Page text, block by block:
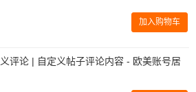
加入购物车
评论 | 自定义帖子评论内容 - 欧美账号居